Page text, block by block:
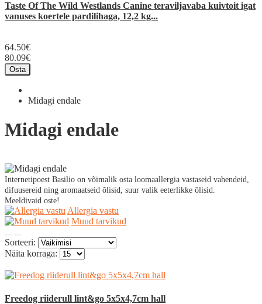
Taste Of The Wild Westlands Canine teraviljavaba kuivtoit igat
vanuses koertele pardilihaga, 12,2 kg...
64.50€
80.09€
Osta
Midagi endale
Midagi endale
Internetipoest Basilio on võimalik osta loomaallergia vastaseid vahendeid,
difuusereid ning aromaatseid õlisid, suur valik eeterlikke õlisid.
Meeldivaid oste!
Allergia vastu
Muud tarvikud
Sorteeri:
Näita korraga:
Freedog riiderull lint&go 5x5x4,7cm hall